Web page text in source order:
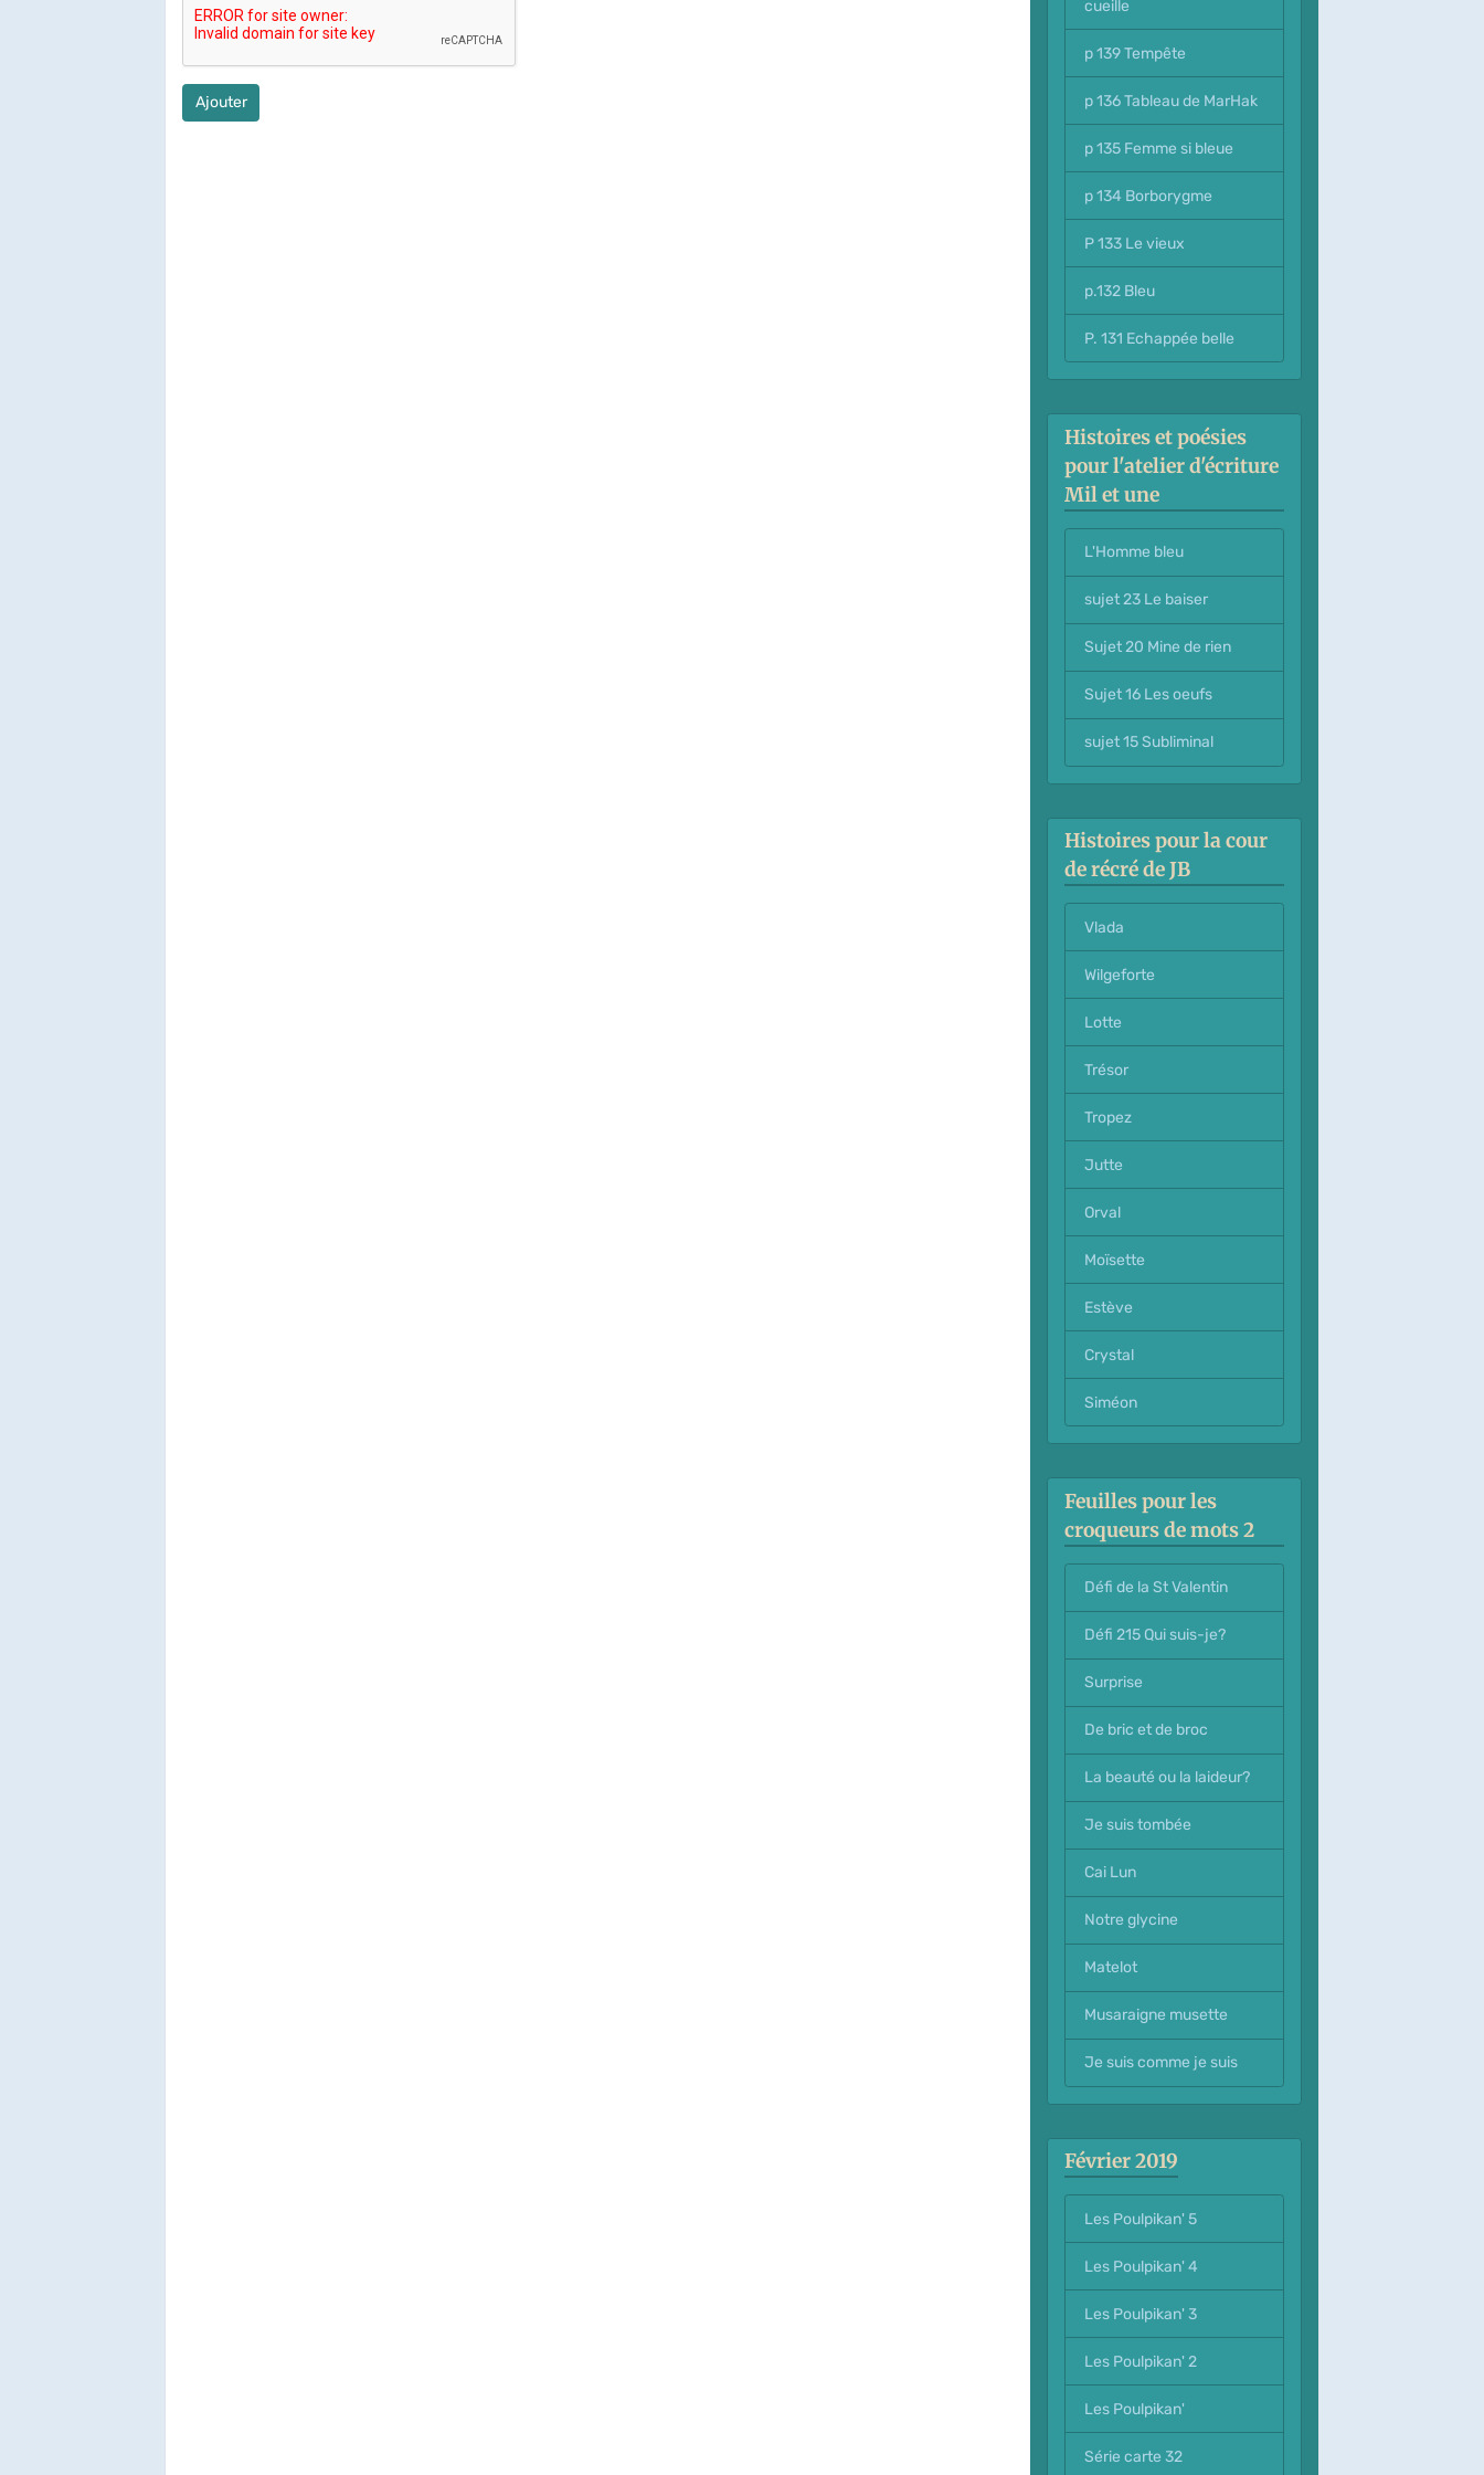
Ajouter
cueille
p 139 Tempête
p 136 Tableau de MarHak
p 135 Femme si bleue
p 134 Borborygme
P 133 Le vieux
p.132 Bleu
P. 131 Echappée belle
Histoires et poésies
pour l'atelier d'écriture
Mil et une
L'Homme bleu
sujet 23 Le baiser
Sujet 20 Mine de rien
Sujet 16 Les oeufs
sujet 15 Subliminal
Histoires pour la cour
de récré de JB
Vlada
Wilgeforte
Lotte
Trésor
Tropez
Jutte
Orval
Moïsette
Estève
Crystal
Siméon
Feuilles pour les
croqueurs de mots 2
Défi de la St Valentin
Défi 215 Qui suis-je?
Surprise
De bric et de broc
La beauté ou la laideur?
Je suis tombée
Cai Lun
Notre glycine
Matelot
Musaraigne musette
Je suis comme je suis
Février 2019
Les Poulpikan' 5
Les Poulpikan' 4
Les Poulpikan' 3
Les Poulpikan' 2
Les Poulpikan'
Série carte 32